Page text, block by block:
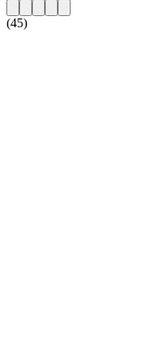
(45)